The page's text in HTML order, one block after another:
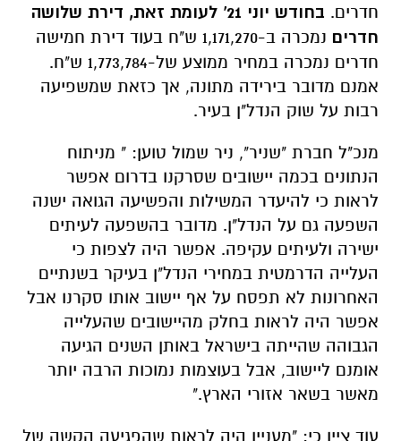
חדרים. בחודש יוני 21' לעומת זאת,
דירת שלושה
חדרים
נמכרה ב-1,171,270 ש"ח בעוד דירת חמישה
חדרים נמכרה במחיר ממוצע של-1,773,784 ש"ח.
אמנם מדובר בירידה מתונה, אך כזאת שמשפיעה
רבות על שוק הנדל"ן בעיר.
מנכ"ל חברת "שניר", ניר שמול טוען: " מניתוח
הנתונים בכמה יישובים שסרקנו בדרום אפשר
לראות כי להיעדר המשילות והפשיעה הגואה ישנה
השפעה גם על הנדל"ן. מדובר בהשפעה לעיתים
ישירה ולעיתים עקיפה. אפשר היה לצפות כי
העלייה הדרמטית במחירי הנדל"ן בעיקר בשנתיים
האחרונות לא תפסח על אף יישוב אותו סקרנו אבל
אפשר היה לראות בחלק מהיישובים שהעלייה
הגבוהה שהייתה בישראל באותן השנים הגיעה
אומנם ליישוב, אבל בעוצמות נמוכות הרבה יותר
מאשר בשאר אזורי הארץ."
עוד ציין כי: "מעניין היה לראות שהפגיעה הקשה של